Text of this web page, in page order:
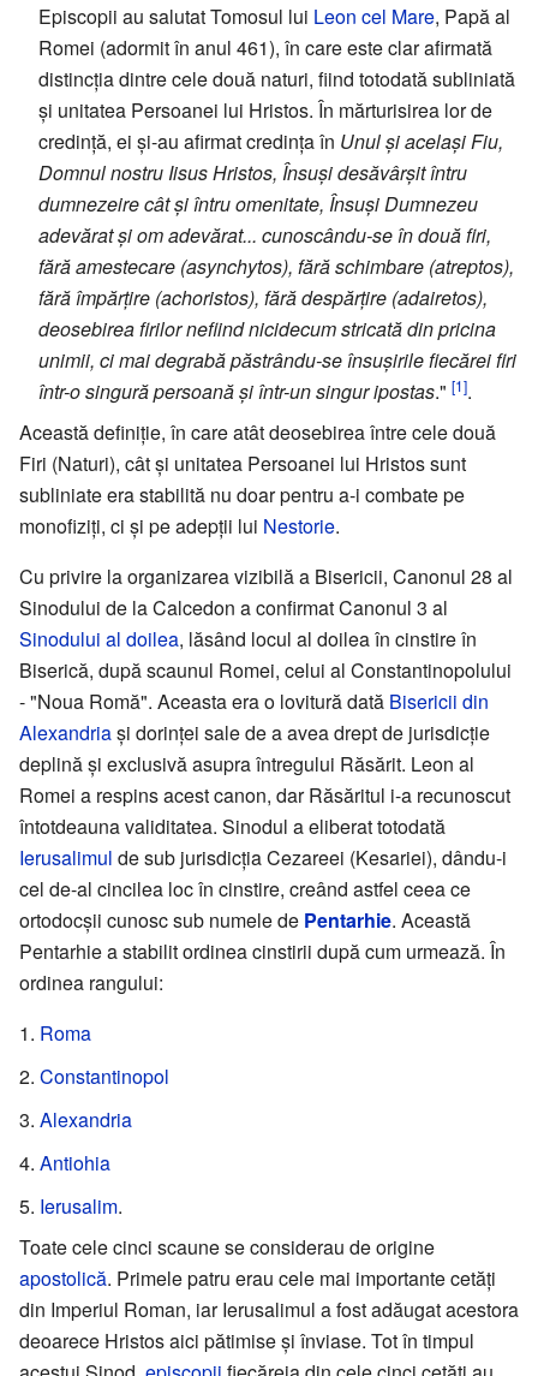
Episcopii au salutat Tomosul lui Leon cel Mare, Papă al
Romei (adormit în anul 461), în care este clar afirmată
distincția dintre cele două naturi, fiind totodată subliniată
și unitatea Persoanei lui Hristos. În mărturisirea lor de
credință, ei și-au afirmat credința în Unul și același Fiu,
Domnul nostru Iisus Hristos, Însuși desăvârșit întru
dumnezeire cât și întru omenitate, Însuși Dumnezeu
adevărat și om adevărat... cunoscându-se în două firi,
fără amestecare (asynchytos), fără schimbare (atreptos),
fără împărțire (achoristos), fără despărțire (adairetos),
deosebirea firilor nefiind nicidecum stricată din pricina
unimii, ci mai degrabă păstrându-se însușirile fiecărei firi
într-o singură persoană și într-un singur ipostas." [1].
Această definiție, în care atât deosebirea între cele două
Firi (Naturi), cât și unitatea Persoanei lui Hristos sunt
subliniate era stabilită nu doar pentru a-i combate pe
monofiziți, ci și pe adepții lui Nestorie.
Cu privire la organizarea vizibilă a Bisericii, Canonul 28 al
Sinodului de la Calcedon a confirmat Canonul 3 al
Sinodului al doilea, lăsând locul al doilea în cinstire în
Biserică, după scaunul Romei, celui al Constantinopolului
- "Noua Romă". Aceasta era o lovitură dată Bisericii din
Alexandriași dorinței sale de a avea drept de jurisdicție
deplină și exclusivă asupra întregului Răsărit. Leon al
Romei a respins acest canon, dar Răsăritul i-a recunoscut
întotdeauna validitatea. Sinodul a eliberat totodată
Ierusalimul de sub jurisdicția Cezareei (Kesariei), dându-i
cel de-al cincilea loc în cinstire, creând astfel ceea ce
ortodocșii cunosc sub numele de Pentarhie. Această
Pentarhie a stabilit ordinea cinstirii după cum urmează. În
ordinea rangului:
Roma
Constantinopol
Alexandria
Antiohia
Ierusalim.
Toate cele cinci scaune se considerau de origine
apostolică. Primele patru erau cele mai importante cetăți
din Imperiul Roman, iar Ierusalimul a fost adăugat acestora
deoarece Hristos aici pătimise și înviase. Tot în timpul